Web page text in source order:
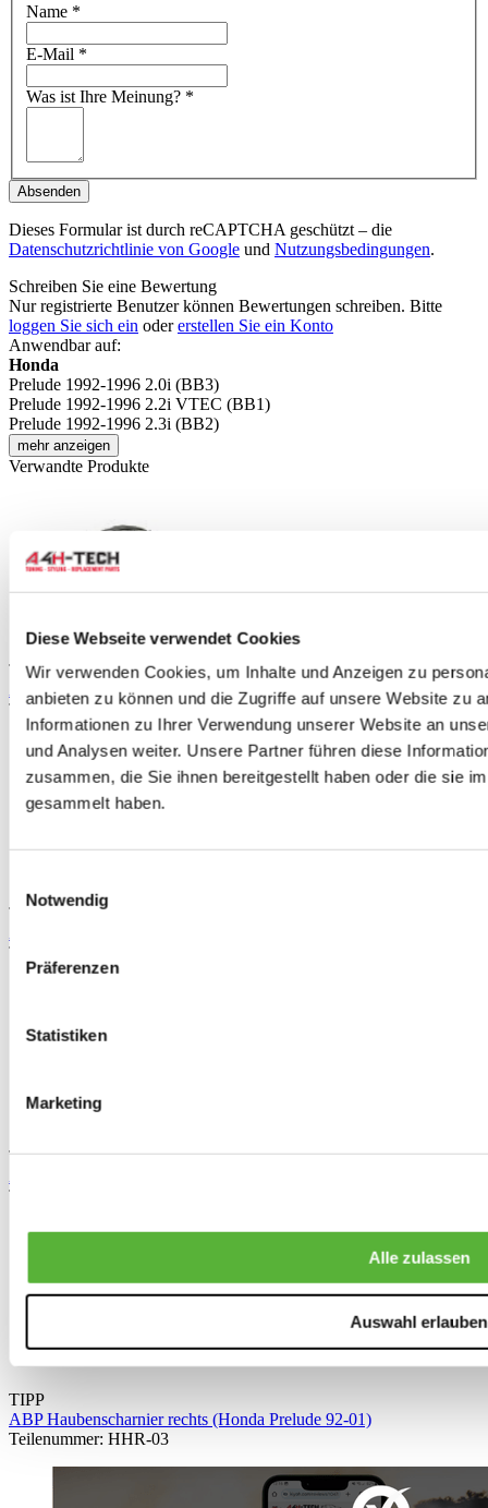
Diese Webseite verwendet Cookies
Wir verwenden Cookies, um Inhalte und Anzeigen zu
anbieten zu können und die Zugriffe auf unsere Website zu
Informationen zu Ihrer Verwendung unserer Website an
und Analysen weiter. Unsere Partner führen diese
zusammen, die Sie ihnen bereitgestellt haben oder die sie
gesammelt haben.
Notwendig
Präferenzen
Statistiken
Marketing
Alle zulassen
Auswahl erlauben
Name *
E-Mail *
Was ist Ihre Meinung? *
Absenden
Dieses Formular ist durch reCAPTCHA geschützt – die
Datenschutzrichtlinie von Google und Nutzungsbedingungen.
Schreiben Sie eine Bewertung
Nur registrierte Benutzer können Bewertungen schreiben. Bitte
loggen Sie sich ein odererstellen Sie ein Konto
Anwendbar auf:
Honda
Prelude 1992-1996 2.0i (BB3)
Prelude 1992-1996 2.2i VTEC (BB1)
Prelude 1992-1996 2.3i (BB2)
mehr anzeigen
Verwandte Produkte
TIPP
ABP Radlauf vorne links (Honda Prelude 92-96)
Teilenummer: 5222009
TIPP
Teilenummer: 4049502
TIPP
Teilenummer: HHL-03
TIPP
ABP Haubenscharnier rechts (Honda Prelude 92-01)
Teilenummer: HHR-03